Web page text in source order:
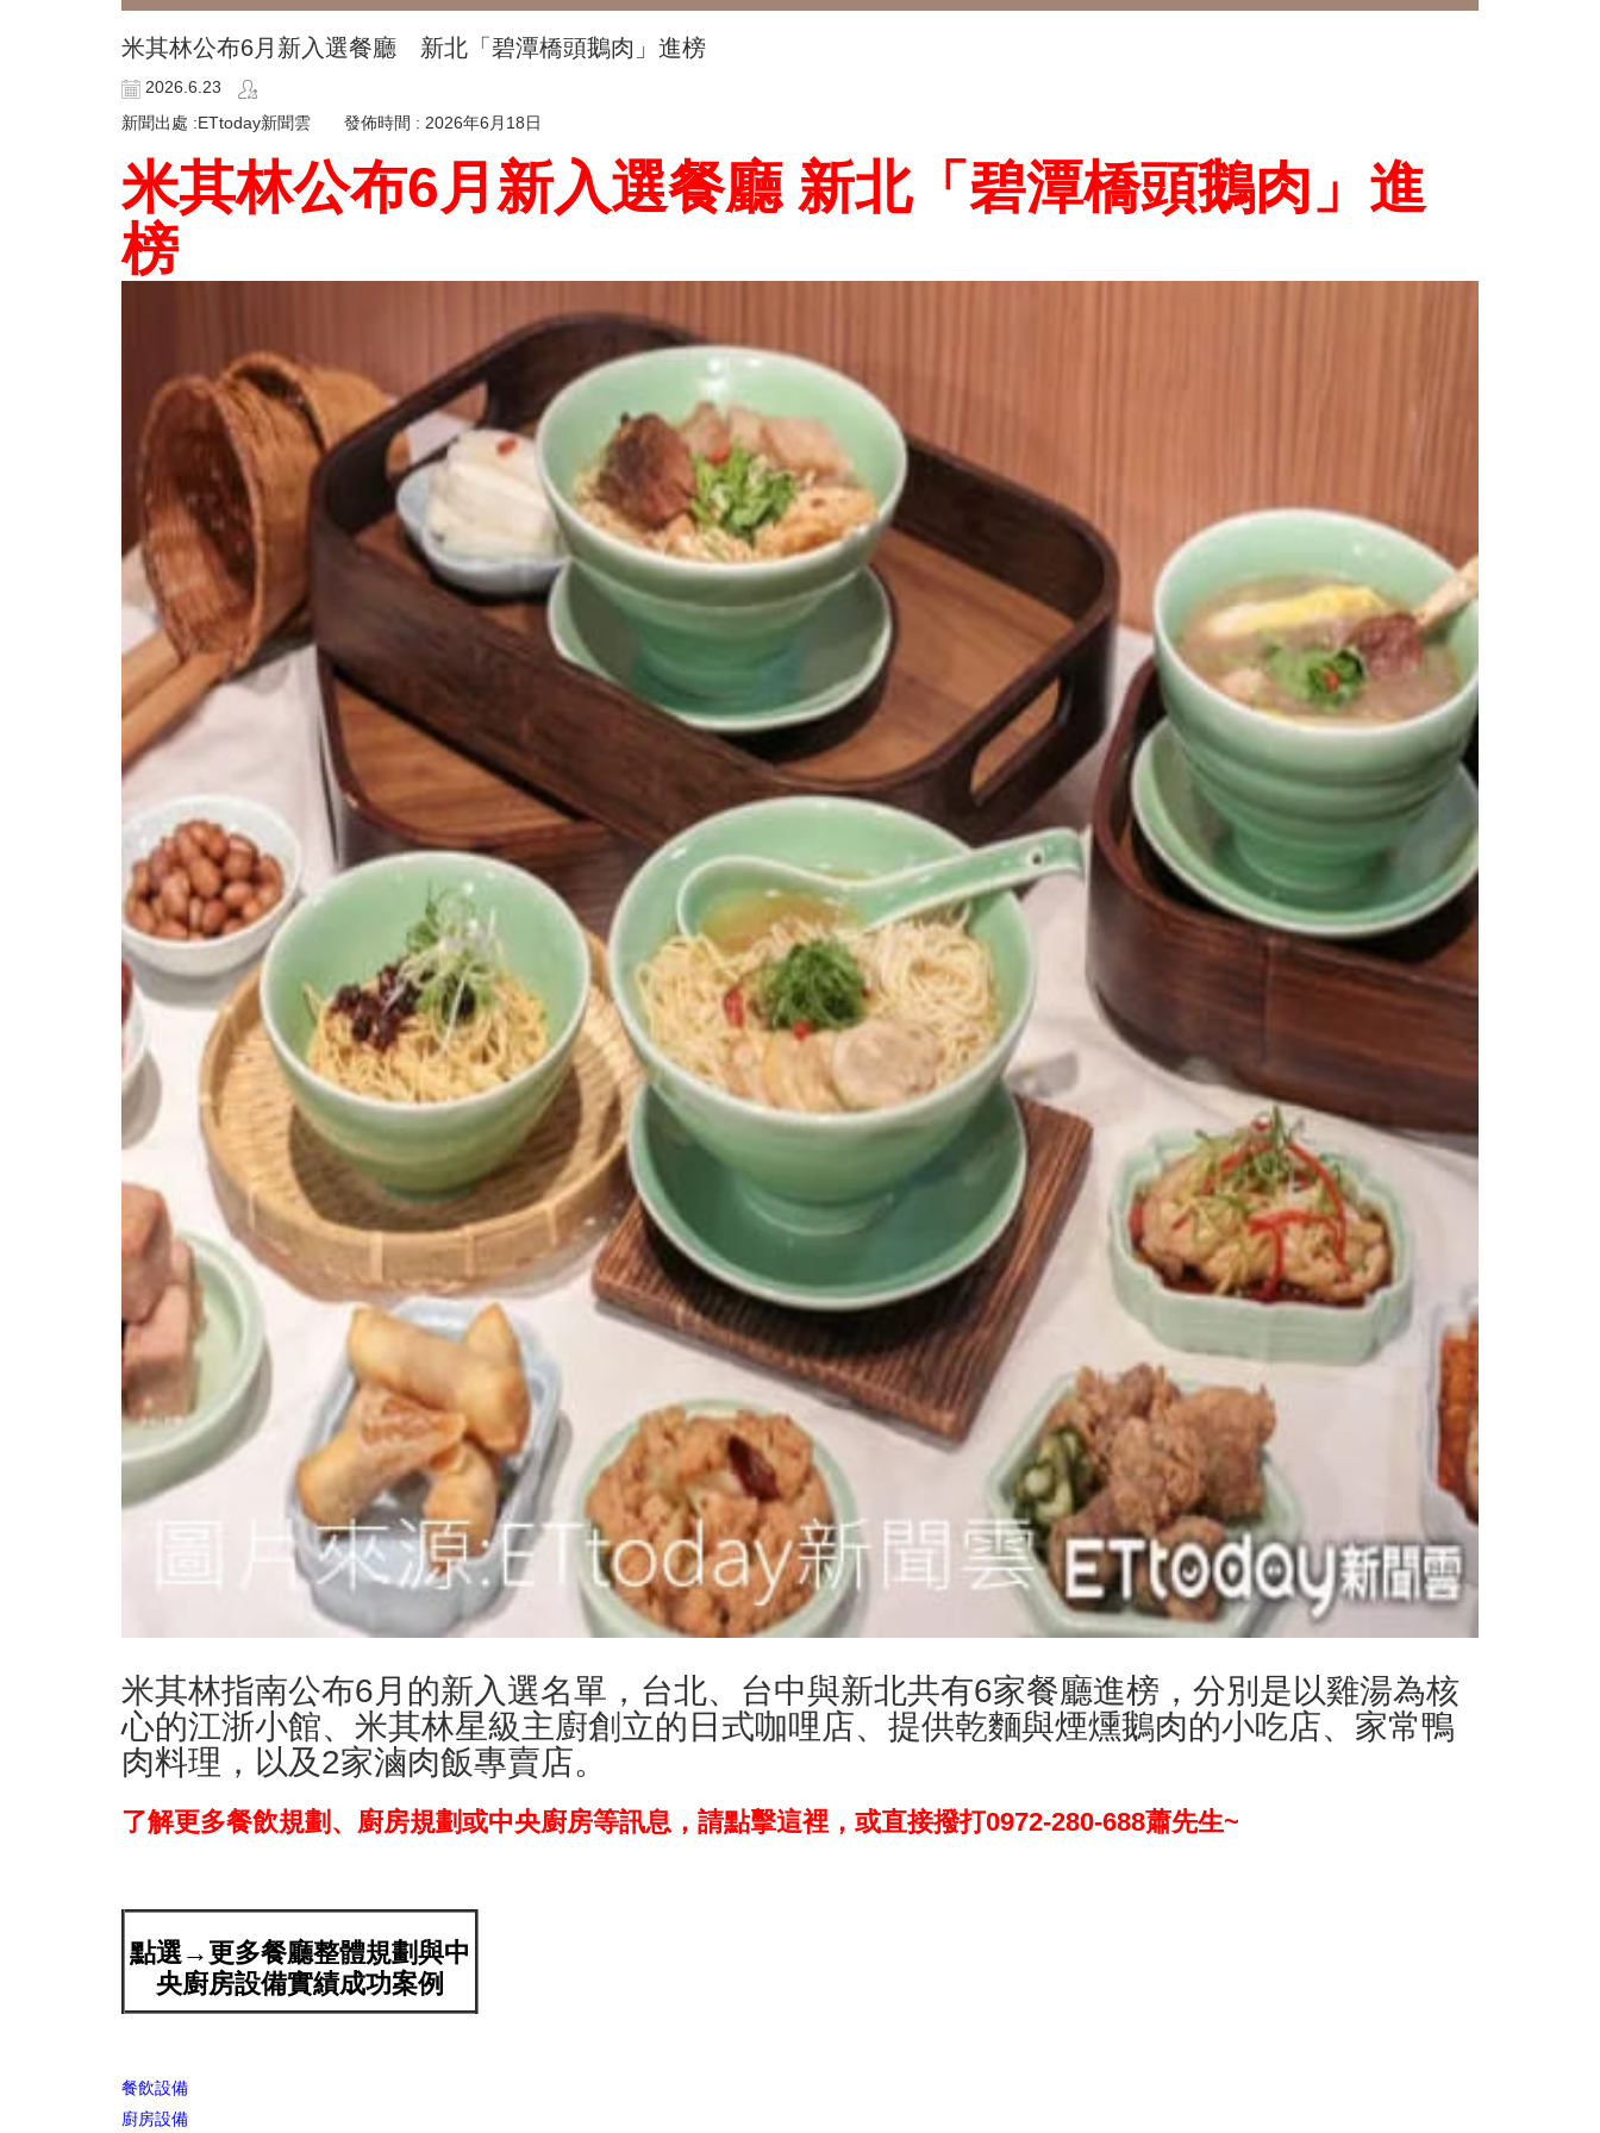
米其林公布6月新入選餐廳 新北「碧潭橋頭鵝肉」進榜
2026.6.23
新聞出處 :ETtoday新聞雲 發佈時間 : 2026年6月18日
米其林公布6月新入選餐廳 新北「碧潭橋頭鵝肉」進
榜
米其林指南公布6月的新入選名單，台北、台中與新北共有6家餐廳進榜，分別是以雞湯為核
心的江浙小館、米其林星級主廚創立的日式咖哩店、提供乾麵與煙燻鵝肉的小吃店、家常鴨
肉料理，以及2家滷肉飯專賣店。
了解更多餐飲規劃、廚房規劃或中央廚房等訊息，請點擊這裡，或直接撥打0972-280-688蕭先生~
點選→更多餐廳整體規劃與中
央廚房設備實績成功案例
餐飲設備
廚房設備